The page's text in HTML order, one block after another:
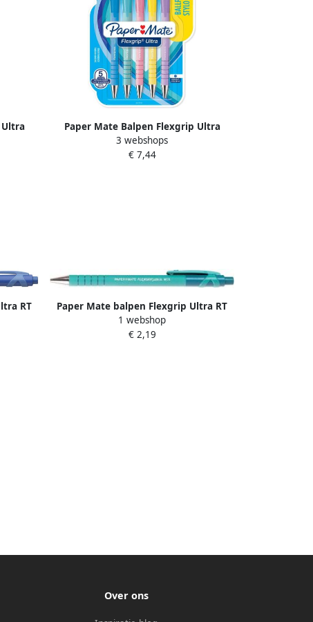
Ultra
Paper Mate Balpen Flexgrip Ultra
pastel medium schrijfkleur blauw
blister Ã 5 stuks
3 webshops
€ 7,44
RT
Paper Mate balpen Flexgrip Ultra RT
medium groen 12 stuks
1 webshop
€ 2,19
Over ons